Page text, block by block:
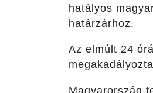
hatályos
határzárhoz.
Az elmúlt 24
Magyarország